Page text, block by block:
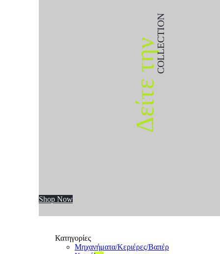
Δείτε τηνCOLLECTION
Shop Now
Κατηγορίες
Μηχανήματα/Κεριέρες/Βαπέρ